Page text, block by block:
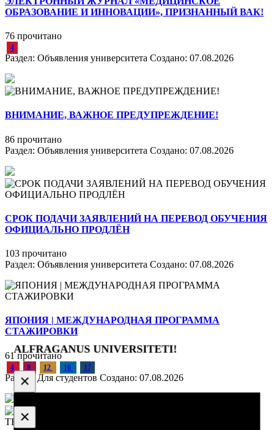
ОБРАЗОВАНИЕ И ИННОВАЦИИ», ПРИЗНАННЫЙ ВАК!
76 прочитано
4
Раздел: Объявления университета Создано: 07.08.2026
ВНИМАНИЕ, ВАЖНОЕ ПРЕДУПРЕЖДЕНИЕ!
86 прочитано
Раздел: Объявления университета Создано: 07.08.2026
СРОК ПОДАЧИ ЗАЯВЛЕНИЙ НА ПЕРЕВОД ОБУЧЕНИЯ
ОФИЦИАЛЬНО ПРОДЛЁН
103 прочитано
Раздел: Объявления университета Создано: 07.08.2026
ЯПОНИЯ | МЕЖДУНАРОДНАЯ ПРОГРАММА
СТАЖИРОВКИ
61 прочитано
4 8 12 16 17
Раздел: Для студентов Создано: 07.08.2026
ALFRAGANUS UNIVERSITETI!
×
×